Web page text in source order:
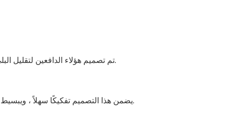
تم تصميم هؤلاء الدافعين لتقليل البلى ، والتعامل مع المواد الكاشطة بكفاءة مع تقليل استهلاك الطاقة.
يضمن هذا التصميم تفكيكًا سهلاً ، ويبسيط الصيانة ، ويقلل من وقت التوقف أثناء الإصلاحات أو استبدال جزء.